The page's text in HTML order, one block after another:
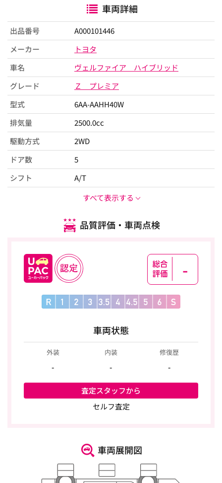
車両詳細
出品番号
A000101446
メーカー
トヨタ
車名
ヴェルファイア ハイブリッド
グレード
Ｚ プレミア
型式
6AA-AAHH40W
排気量
2500.0cc
駆動方式
2WD
ドア数
5
シフト
A/T
すべて表示する
品質評価・車両点検
-
車両状態
外装
-
内装
-
修復歴
-
査定スタッフから
セルフ査定
車両展開図